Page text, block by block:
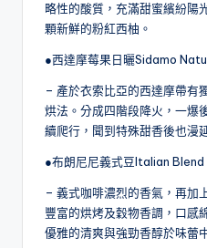
略性的酸質，充滿甜蜜繽紛陽
顆新鮮的粉紅西柚。
●西達摩莓果日曬Sidamo
– 產於衣索比亞的西達摩帶有
烘法。分成四階段降火，一爆
續爬行，聞到特殊甜香後也漫
●布朗尼尼義式豆Italian
– 義式咖啡濃烈的香氣，再加
豐富的烘烤及穀物香調，口感
優雅的清爽與強勁香醇於味蕾